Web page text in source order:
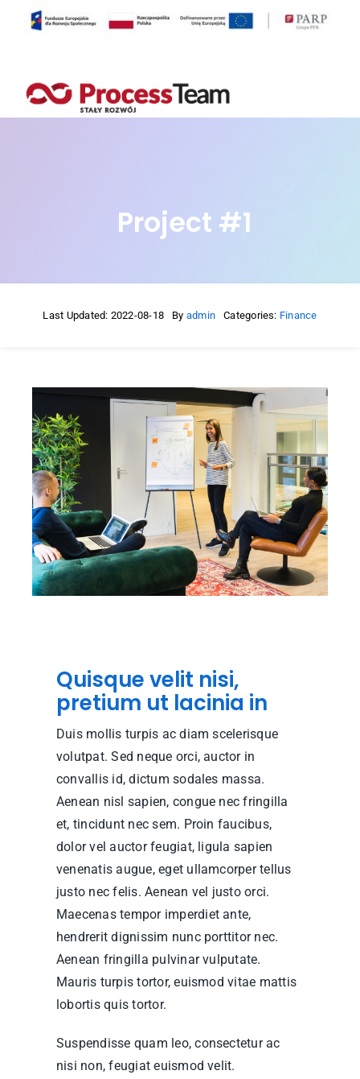
Przejdź
Project #1
Last Updated: 2022-08-18 By admin Categories: Finance
Quisque velit nisi,
pretium ut lacinia in
Duis mollis turpis ac diam scelerisque
volutpat. Sed neque orci, auctor in
convallis id, dictum sodales massa.
Aenean nisl sapien, congue nec fringilla
et, tincidunt nec sem. Proin faucibus,
dolor vel auctor feugiat,ligula sapien
venenatis augue, eget ullamcorper tellus
justo nec felis. Aenean vel justo orci.
Maecenas tempor imperdiet ante,
hendrerit dignissim nunc porttitor nec.
Aenean fringilla pulvinar vulputate.
Mauris turpis tortor, euismod vitae mattis
lobortis quis tortor.
Suspendisse quam leo, consectetur ac
nisi non, feugiat euismod velit.